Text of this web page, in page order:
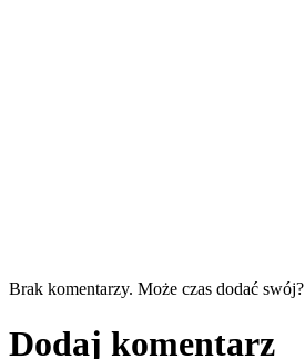
Brak komentarzy. Może czas dodać swój?
Dodaj komentarz